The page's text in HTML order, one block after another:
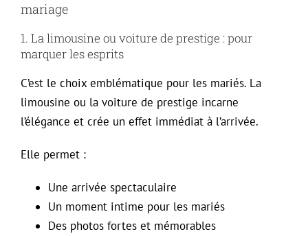
mariage
1. La limousine ou voiture de prestige : pour
marquer les esprits
C’est le choix emblématique pour les mariés. La
limousine ou la voiture de prestige incarne
l’élégance et crée un effet immédiat à l’arrivée.
Elle permet :
Une arrivée spectaculaire
Un moment intime pour les mariés
Des photos fortes et mémorables